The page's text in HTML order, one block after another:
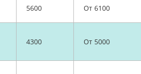
5600 От 6100
4300 От 5000